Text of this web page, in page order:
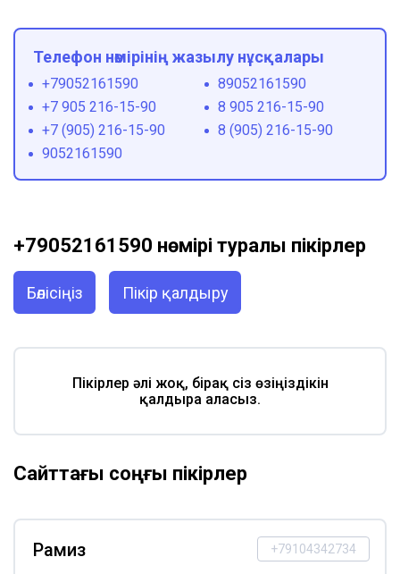
Телефон нөмірінің жазылу нұсқалары
+79052161590
89052161590
+7 905 216-15-90
8 905 216-15-90
+7 (905) 216-15-90
8 (905) 216-15-90
9052161590
+79052161590 нөмірі туралы пікірлер
Бөлісіңіз Пікір қалдыру
Пікірлер әлі жоқ, бірақ сіз өзіңіздікін
қалдыра аласыз.
Сайттағы соңғы пікірлер
+79104342734
Рамиз